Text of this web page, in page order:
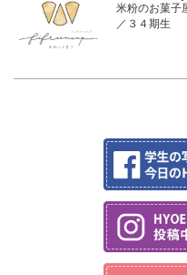
米粉のお菓子
／３４期生